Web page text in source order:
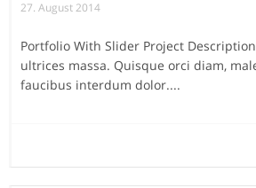
27. August 2014
Portfolio With Slider Project
ultrices massa. Quisque orci diam,
faucibus interdum dolor....